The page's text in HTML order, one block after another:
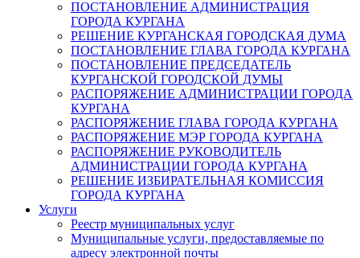
ПОСТАНОВЛЕНИЕ АДМИНИСТРАЦИЯ
ГОРОДА КУРГАНА
РЕШЕНИЕ КУРГАНСКАЯ ГОРОДСКАЯ ДУМА
ПОСТАНОВЛЕНИЕ ГЛАВА ГОРОДА КУРГАНА
ПОСТАНОВЛЕНИЕ ПРЕДСЕДАТЕЛЬ
КУРГАНСКОЙ ГОРОДСКОЙ ДУМЫ
РАСПОРЯЖЕНИЕ АДМИНИСТРАЦИИ ГОРОДА
КУРГАНА
РАСПОРЯЖЕНИЕ ГЛАВА ГОРОДА КУРГАНА
РАСПОРЯЖЕНИЕ МЭР ГОРОДА КУРГАНА
РАСПОРЯЖЕНИЕ РУКОВОДИТЕЛЬ
АДМИНИСТРАЦИИ ГОРОДА КУРГАНА
РЕШЕНИЕ ИЗБИРАТЕЛЬНАЯ КОМИССИЯ
ГОРОДА КУРГАНА
Услуги
Реестр муниципальных услуг
Муниципальные услуги, предоставляемые по
адресу электронной почты